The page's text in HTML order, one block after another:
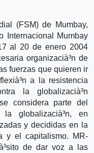
(FSM) de Mumbay,
Internacional Mumbay
al 20 de enero 2004
organizacià³n de
fuerzas que quieren ir
a la resistencia
la globalizacià³n
considera parte del
la globalizacià³n, en
y decididas en la
y el capitalismo. MR-
de dar voz a las